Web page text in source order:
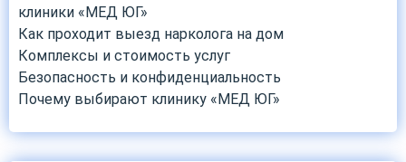
клиники «МЕД ЮГ»
Как проходит выезд нарколога на дом
Комплексы и стоимость услуг
Безопасность и конфиденциальность
Почему выбирают клинику «МЕД ЮГ»